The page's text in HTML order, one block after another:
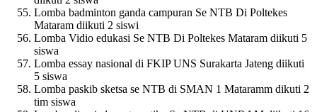
Lomba badminton ganda campuran Se NTB Di Poltekes
Mataram diikuti 2 siswi
Lomba Vidio edukasi Se NTB Di Poltekes Mataram diikuti 5
siswa
Lomba essay nasional di FKIP UNS Surakarta Jateng diikuti
5 siswa
Lomba paskib sketsa se NTB di SMAN 1 Mataramm dikuti 2
tim siswa